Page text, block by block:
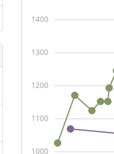
1000
1100
1200
1300
1400